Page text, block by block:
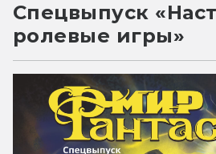
Спецвыпуск
ролевые игры»